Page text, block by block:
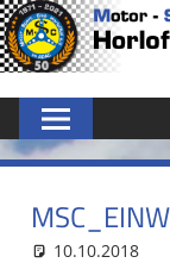
Zum
Inhalt
10.10.2018